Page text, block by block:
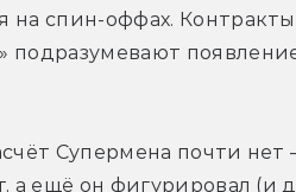
на спин-оффах.
подразумевают
Супермена почти
а ещё он фигурировал (и